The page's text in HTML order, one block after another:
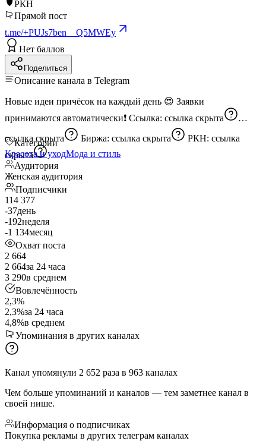
РКН
Прямой пост
t.me/+PUJs7ben__Q5MWEy
Нет баллов
Поделиться
Описание канала в Telegram
Новые идеи причёсок на каждый день 😍 Заявки
принимаются автоматически❗️ Ссылка: ссылка скрыта
ссылка скрыта
Биржа: ссылка скрыта РКН: ссылка
скрыта
Категории
Красота и уходМода и стиль
Аудитория
Женская аудитория
Подписчики
114 377
-37день
-192неделя
-1 134месяц
Охват поста
2 664
2 664за 24 часа
3 290в среднем
Вовлечённость
2,3%
2,3%за 24 часа
4,8%в среднем
Упоминания в других каналах
Канал упомянули 2 652 раза в 963 каналах
Чем больше упоминаний и каналов — тем заметнее канал в
своей нише.
Информация о подписчиках
Покупка рекламы в других телеграм каналах